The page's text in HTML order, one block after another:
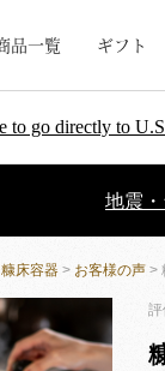
品一覧 ギフト
to go directly to
地震
床容器 > お客様の声 >
評